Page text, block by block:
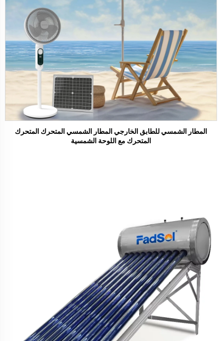
المطار الشمسي للطابق الخارجي المطار الشمسي المتحرك المتحرك
المتحرك مع اللوحة الشمسية